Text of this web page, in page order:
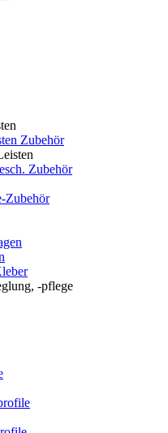
Zubehör
Zubehör
Zubehör
-pflege